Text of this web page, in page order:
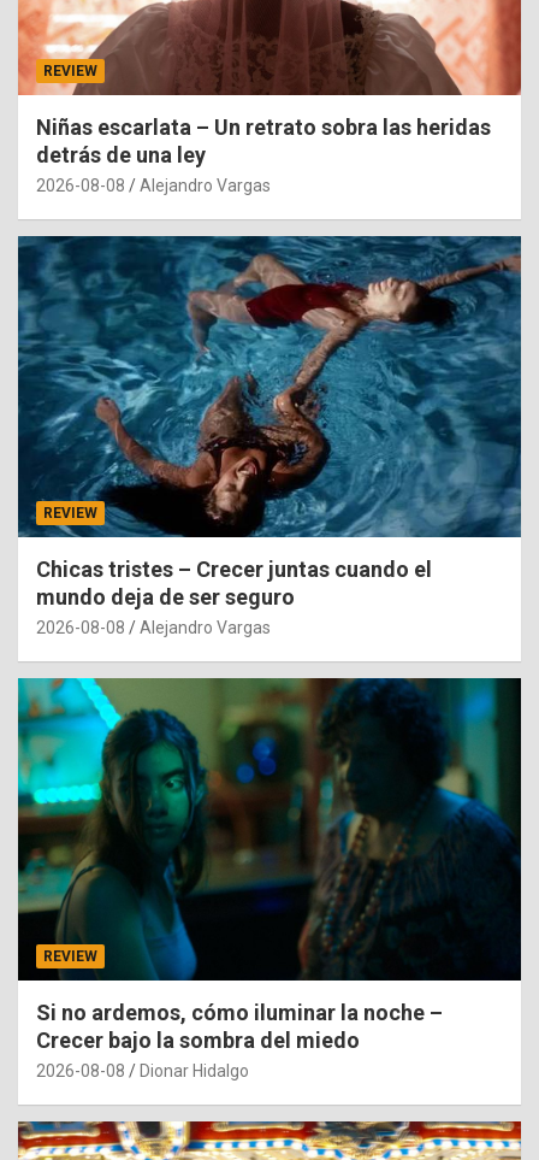
REVIEW
Niñas escarlata – Un retrato sobra las heridas
detrás de una ley
2026-08-08 Alejandro Vargas
REVIEW
Chicas tristes – Crecer juntas cuando el
mundo deja de ser seguro
2026-08-08 Alejandro Vargas
REVIEW
Si no ardemos, cómo iluminar la noche –
Crecer bajo la sombra del miedo
2026-08-08 Dionar Hidalgo